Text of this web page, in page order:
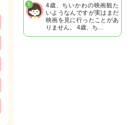
4歳、ちいかわの映画観た
いようなんですが実はまだ
映画を見に行ったことがあ
りません。 4歳、ち…
5